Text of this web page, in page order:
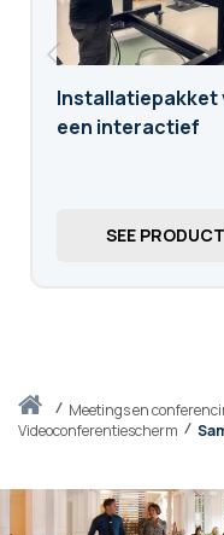
Thuismeetings en
Videoconferentiescherm
Installatiepakket
een interactief
SEE PRODUCT